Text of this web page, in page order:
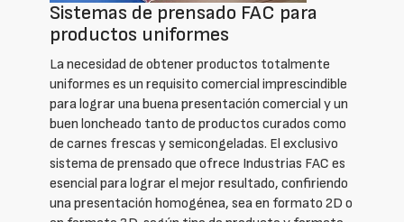
Sistemas de prensado FAC para
productos uniformes
La necesidad de obtener productos totalmente
uniformes es un requisito comercial imprescindible
para lograr una buena presentación comercial y un
buen loncheado tanto de productos curados como
de carnes frescas y semicongeladas. El exclusivo
sistema de prensado que ofrece Industrias FAC es
esencial para lograr el mejor resultado, confiriendo
una presentación homogénea, sea en formato 2D o